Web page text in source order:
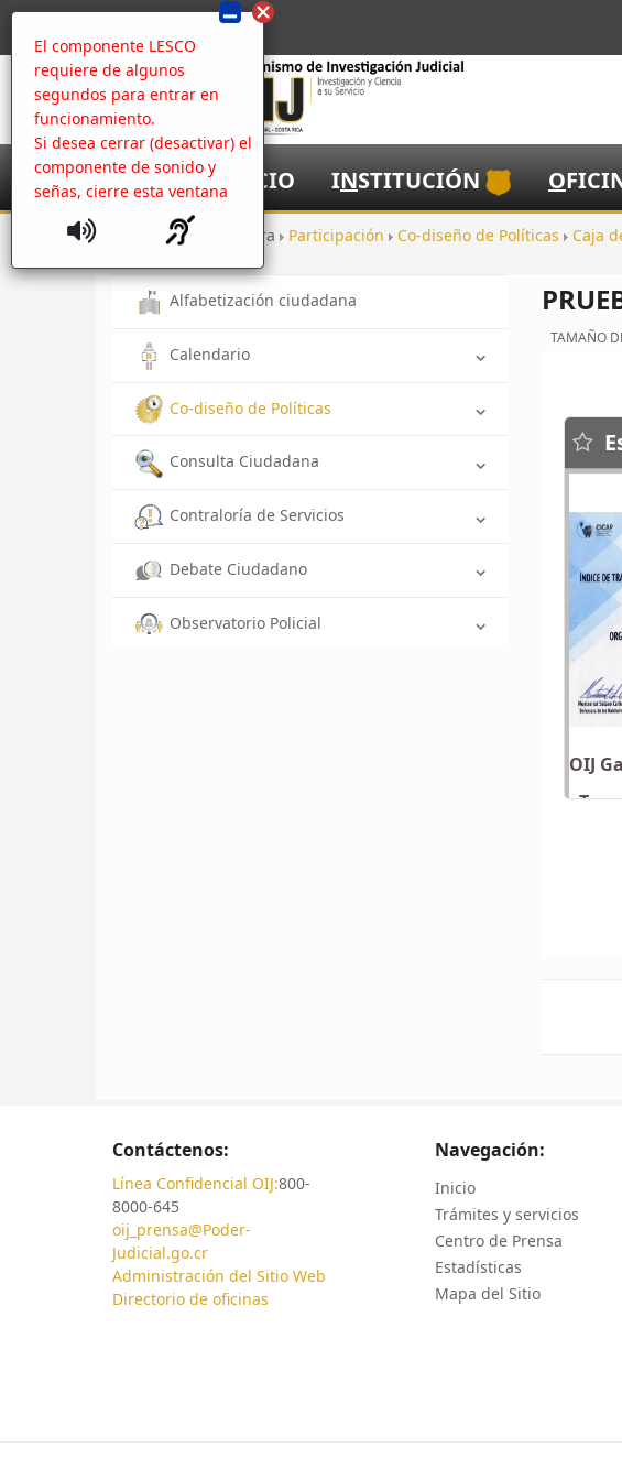
El componente LESCO
requiere de algunos
segundos para entrar en
funcionamiento.
Si desea cerrar (desactivar) el
componente de sonido y
señas, cierre esta ventana
NICIO INSTITUCIÓN O
Inicio Apertura Participación Co-diseño de Políticas Caja
Alfabetización ciudadana
Calendario
Co-diseño de Políticas
Consulta Ciudadana
Contraloría de Servicios
Debate Ciudadano
Observatorio Policial
TAMAÑO
OIJ
Contáctenos:
Línea Confidencial OIJ:800-
8000-645
oij_prensa@Poder-
Judicial.go.cr
Administración del Sitio Web
Directorio de oficinas
Navegación:
Inicio
Trámites y servicios
Centro de Prensa
Estadísticas
Mapa del Sitio